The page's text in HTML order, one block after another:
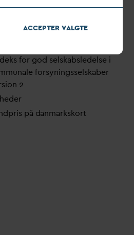
for god selskabsledelse i
forsyningsselskaber
2
på danmarkskort
ACCEPTERVALGTE